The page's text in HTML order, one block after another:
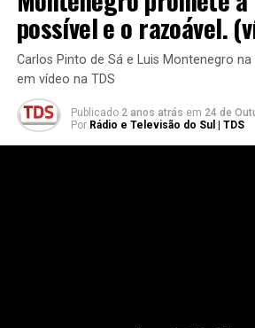
possível e o razoável.
Carlos Pinto de Sá e Luis Montenegro
em vídeo na TDS
Publicado 2 anos atrás em 24 de
Por Rádio e Televisão do Sul | TDS